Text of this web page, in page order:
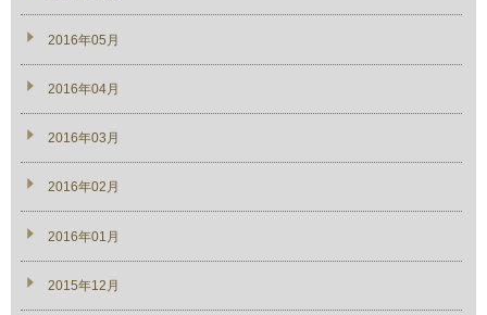
2016年05月
2016年04月
2016年03月
2016年02月
2016年01月
2015年12月